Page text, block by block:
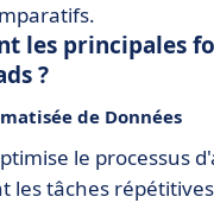
les principales
?
de Données
le processus
les tâches